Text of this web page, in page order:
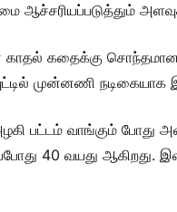
ஆச்சரியப்படுத்தும்
காதல் கதைக்கு
முன்னணி
பட்டம் வாங்கும் போது
இப்போது 40 வயது